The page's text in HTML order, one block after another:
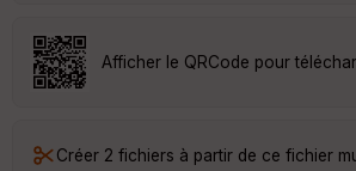
Afficher le QRCode pour
Créer 2 fichiers à partir de ce fichier